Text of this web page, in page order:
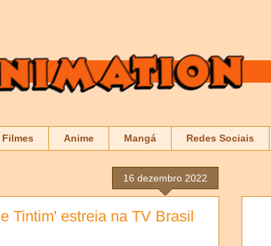
Filmes Anime Mangá Redes Sociais
16 dezembro 2022
Tintim' estreia na TV Brasil